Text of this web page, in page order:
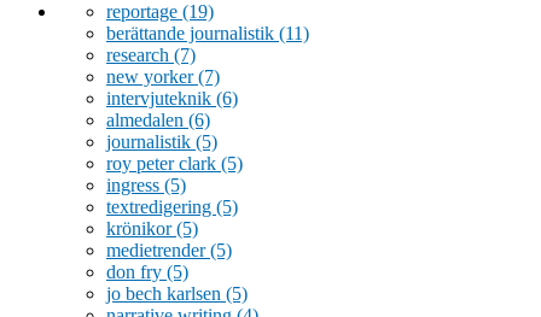
reportage (19)
berättande journalistik (11)
research (7)
new yorker(7)
intervjuteknik (6)
almedalen (6)
journalistik (5)
roy peter clark (5)
ingress (5)
textredigering (5)
krönikor(5)
medietrender(5)
don fry (5)
jo bech karlsen (5)